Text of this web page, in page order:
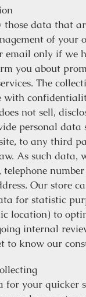
those data that
of your
email only if we
you about
The
with
not sell,
personal data
to any third
As such data,
telephone
Our store
for statistic
location) to
internal
to know our
for your quicker